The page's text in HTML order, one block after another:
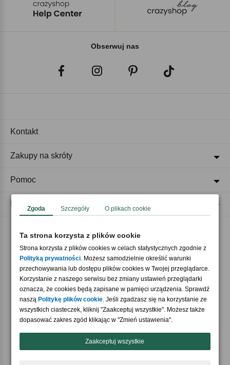
Obserwuj nas
Akceptujemy płatności
Nasi partnerzy
Kontakt
Zakupy na skróty
Pomoc
Zgoda Szczegóły O plikach cookie
Ta strona korzysta z plików cookie
Strona korzysta z plików cookies w celach statystycznych zgodnie z
Polityką prywatności. Możesz samodzielnie określić warunki
przechowywania lub dostępu plików cookies w Twojej przeglądarce.
Korzystanie z naszego serwisu bez zmiany ustawień przeglądarki
oznacza, że cookies będą zapisane w pamięci urządzenia. Sprawdź
naszą Politykę plików cookie. Jeśli zgadzasz się na korzystanie ze
wszystkich ciasteczek, kliknij "Zaakceptuj wszystkie". Możesz także
dopasować zakres zgód klikając w "Zmień ustawienia".
Zaakceptuj wszystkie